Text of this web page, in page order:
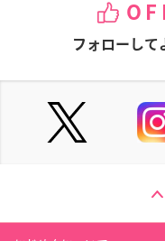
フォローして